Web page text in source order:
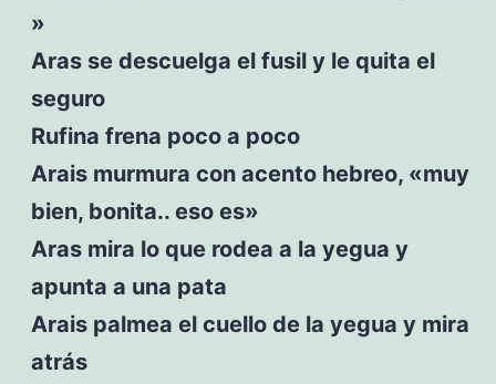
»
Aras se descuelga el fusil y le quita el
seguro
Rufina frena poco a poco
Arais murmura con acento hebreo, «muy
bien, bonita.. eso es»
Aras mira lo que rodea a la yegua y
apunta a una pata
Arais palmea el cuello de la yegua y mira
atrás